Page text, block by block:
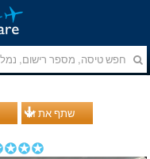
שתף את זה